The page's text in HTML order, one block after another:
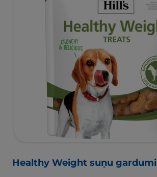
Healthy Weight suņu gardumi